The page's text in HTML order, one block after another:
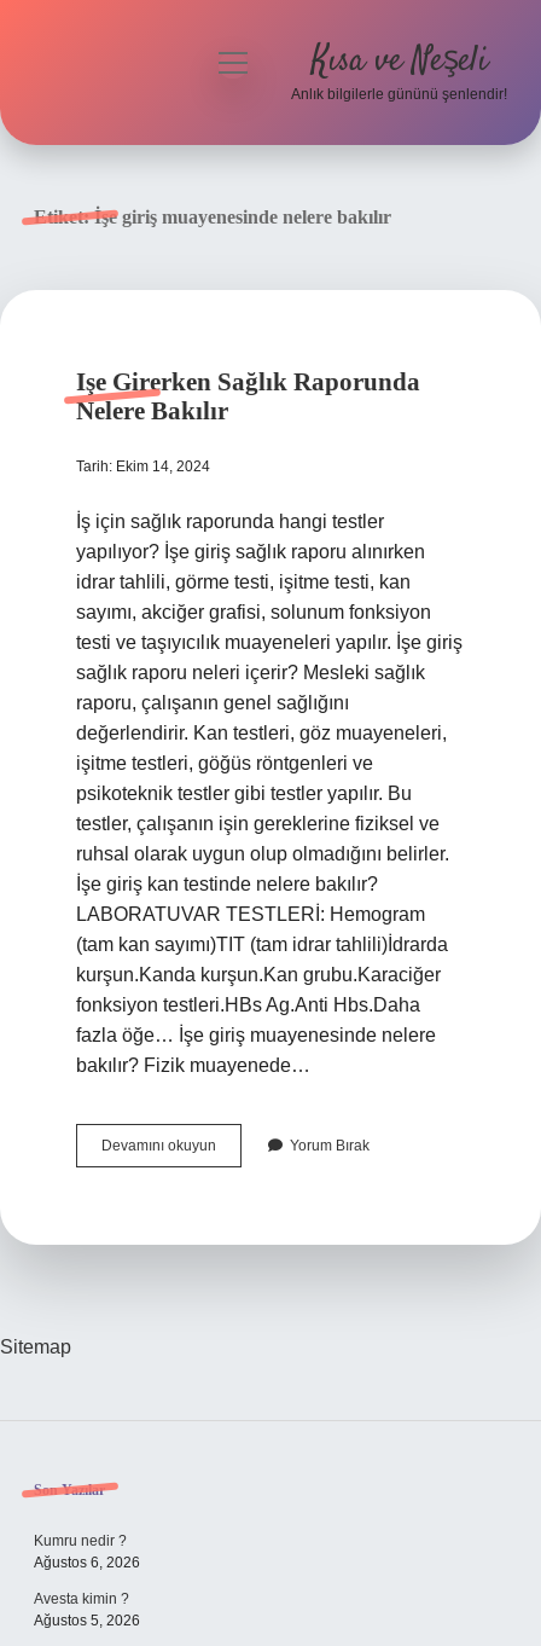
menüyü
Kısa ve Neşeli
Anlık bilgilerle gününü şenlendir!
Etiket:İşe giriş muayenesinde nelere bakılır
Işe Girerken Sağlık Raporunda
Nelere Bakılır
Tarih: Ekim 14, 2024
İş için sağlık raporunda hangi testler
yapılıyor? İşe giriş sağlık raporu alınırken
idrar tahlili, görme testi, işitme testi, kan
sayımı, akciğer grafisi, solunum fonksiyon
testi ve taşıyıcılık muayeneleri yapılır. İşe giriş
sağlık raporu neleri içerir? Mesleki sağlık
raporu, çalışanın genel sağlığını
değerlendirir. Kan testleri, göz muayeneleri,
işitme testleri, göğüs röntgenleri ve
psikoteknik testler gibi testler yapılır. Bu
testler, çalışanın işin gereklerine fiziksel ve
ruhsal olarak uygun olup olmadığını belirler.
İşe giriş kan testinde nelere bakılır?
LABORATUVAR TESTLERİ: Hemogram
(tam kan sayımı)TIT (tam idrar tahlili)İdrarda
kurşun.Kanda kurşun.Kan grubu.Karaciğer
fonksiyon testleri.HBs Ag.Anti Hbs.Daha
fazla öğe… İşe giriş muayenesinde nelere
bakılır? Fizik muayenede…
Devamını okuyun
Girerken
Yorum Bırak
Sitemap
Sidebar
Son Yazılar
Kumru nedir ?
Ağustos 6, 2026
Avesta kimin ?
Ağustos 5, 2026